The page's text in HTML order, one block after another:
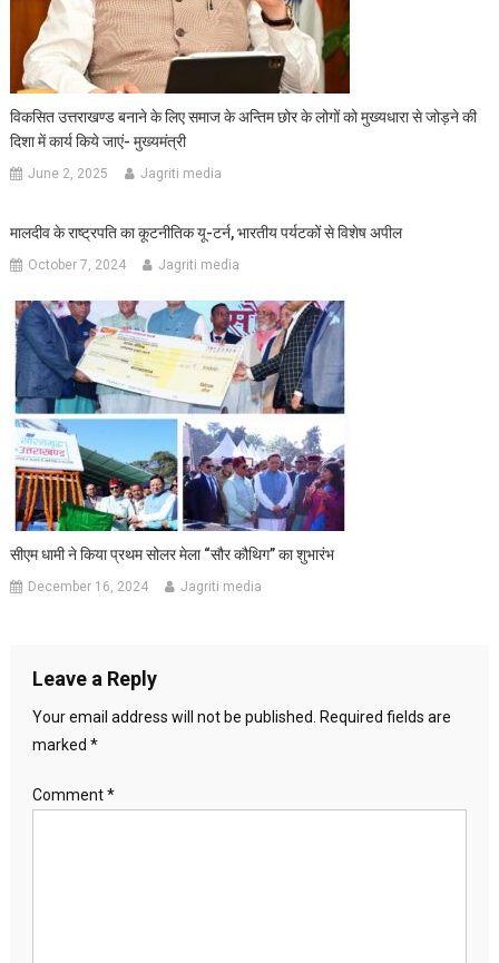
विकसित उत्तराखण्ड बनाने के लिए समाज के अन्तिम छोर के लोगों को मुख्यधारा से जोड़ने की
दिशा में कार्य किये जाएं- मुख्यमंत्री
June 2, 2025 Jagriti media
मालदीव के राष्ट्रपति का कूटनीतिक यू-टर्न, भारतीय पर्यटकों से विशेष अपील
October 7, 2024 Jagriti media
सीएम धामी ने किया प्रथम सोलर मेला “सौर कौथिग” का शुभारंभ
December 16, 2024 Jagriti media
Leave a Reply
Your email address will not be published.
Required fields are
marked *
Comment*